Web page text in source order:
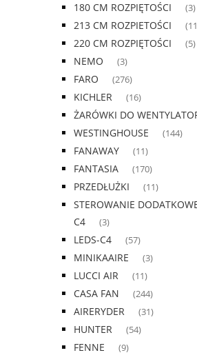
180 CM ROZPIĘTOŚCI (3)
213 CM ROZPIETOŚCI
220 CM ROZPIĘTOŚCI (5)
NEMO (3)
FARO (276)
KICHLER (16)
ŻARÓWKI DO
WESTINGHOUSE (144)
FANAWAY (11)
FANTASIA (170)
PRZEDŁUŻKI (11)
STEROWANIE
C4
(3)
LEDS-C4 (57)
MINIKAAIRE (3)
LUCCI AIR (11)
CASA FAN (244)
AIRERYDER (31)
HUNTER (54)
FENNE (9)